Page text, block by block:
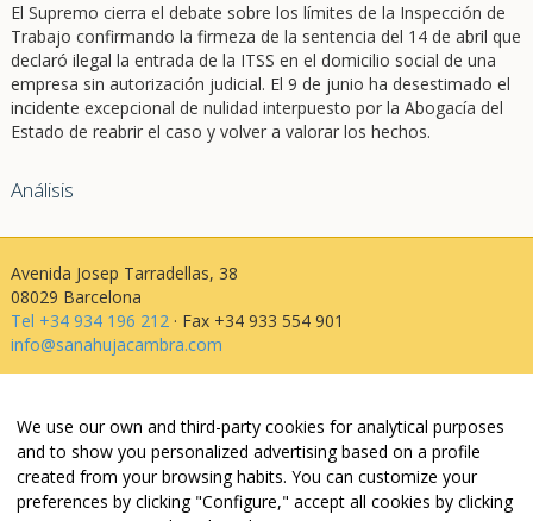
El Supremo cierra el debate sobre los límites de la Inspección de
Trabajo confirmando la firmeza de la sentencia del 14 de abril que
declaró ilegal la entrada de la ITSS en el domicilio social de una
empresa sin autorización judicial. El 9 de junio ha desestimado el
incidente excepcional de nulidad interpuesto por la Abogacía del
Estado de reabrir el caso y volver a valorar los hechos.
Análisis
Avenida Josep Tarradellas, 38
08029 Barcelona
Tel +34 934 196 212· Fax +34 933 554 901
info@sanahujacambra.com
Política de privacidad
Política de cookies
Política de web i redes
Parking público: Avenida Josep Tarradellas, 38
We use our own and third-party cookies for analytical purposes
and to show you personalized advertising based on a profile
created from your browsing habits. You can customize your
preferences by clicking "Configure," accept all cookies by clicking